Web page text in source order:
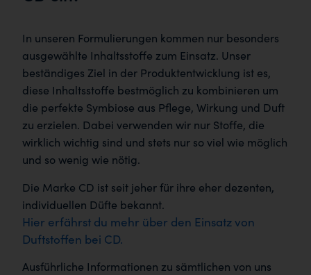
In unseren Formulierungen kommen nur besonders
ausgewählte Inhaltsstoffe zum Einsatz. Unser
beständiges Ziel in der Produktentwicklung ist es,
diese Inhaltsstoffe bestmöglich zu kombinieren um
die perfekte Symbiose aus Pflege, Wirkung und Duft
zu erzielen. Dabei verwenden wir nur Stoffe, die
wirklich wichtig sind und stets nur so viel wie möglich
und so wenig wie nötig.
Die Marke CD ist seit jeher für ihre eher dezenten,
individuellen Düfte bekannt.
Hier erfährst du mehr über den Einsatz von
Duftstoffen bei CD.
Ausführliche Informationen zu sämtlichen von uns